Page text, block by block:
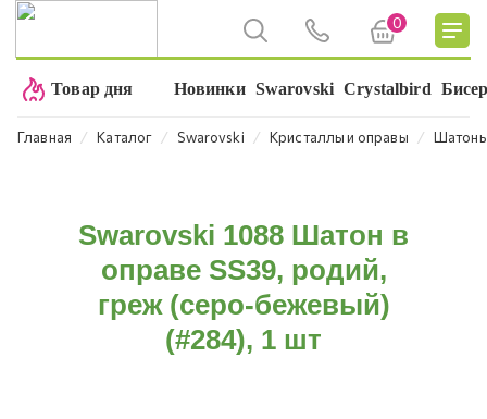
0
Товар дня Новинки Swarovski Crystalbird
Главная ⁄ Каталог ⁄ Swarovski ⁄ Кристаллы и оправы ⁄
Swarovski 1088 Шатон в
оправе SS39, родий,
греж (серо-бежевый)
(#284), 1 шт